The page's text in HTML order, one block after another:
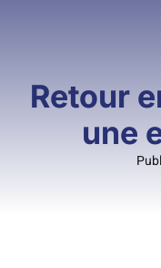
Retour
une